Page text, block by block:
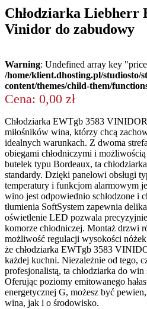
Chłodziarka Liebherr
Vinidor do zabudowy
Warning: Undefined array key
/home/klient.dhosting.pl/
content/themes/child-them/
Cena: 0,00 zł
Chłodziarka EWTgb 3583
miłośników wina, którzy chcą
idealnych warunkach. Z dwoma
obiegami chłodniczymi i
butelek typu Bordeaux, ta
standardy. Dzięki panelowi obsługi
temperatury i funkcjom alarmowym
wino jest odpowiednio schłodzone i
tłumienia SoftSystem zapewnia
oświetlenie LED pozwala
komorze chłodniczej. Montaż drzwi
możliwość regulacji wysokości
że chłodziarka EWTgb 3583
każdej kuchni. Niezależnie od tego,
profesjonalistą, ta chłodziarka do
Oferując poziomy emitowanego
energetycznej G, możesz być
wina, jak i o środowisko.